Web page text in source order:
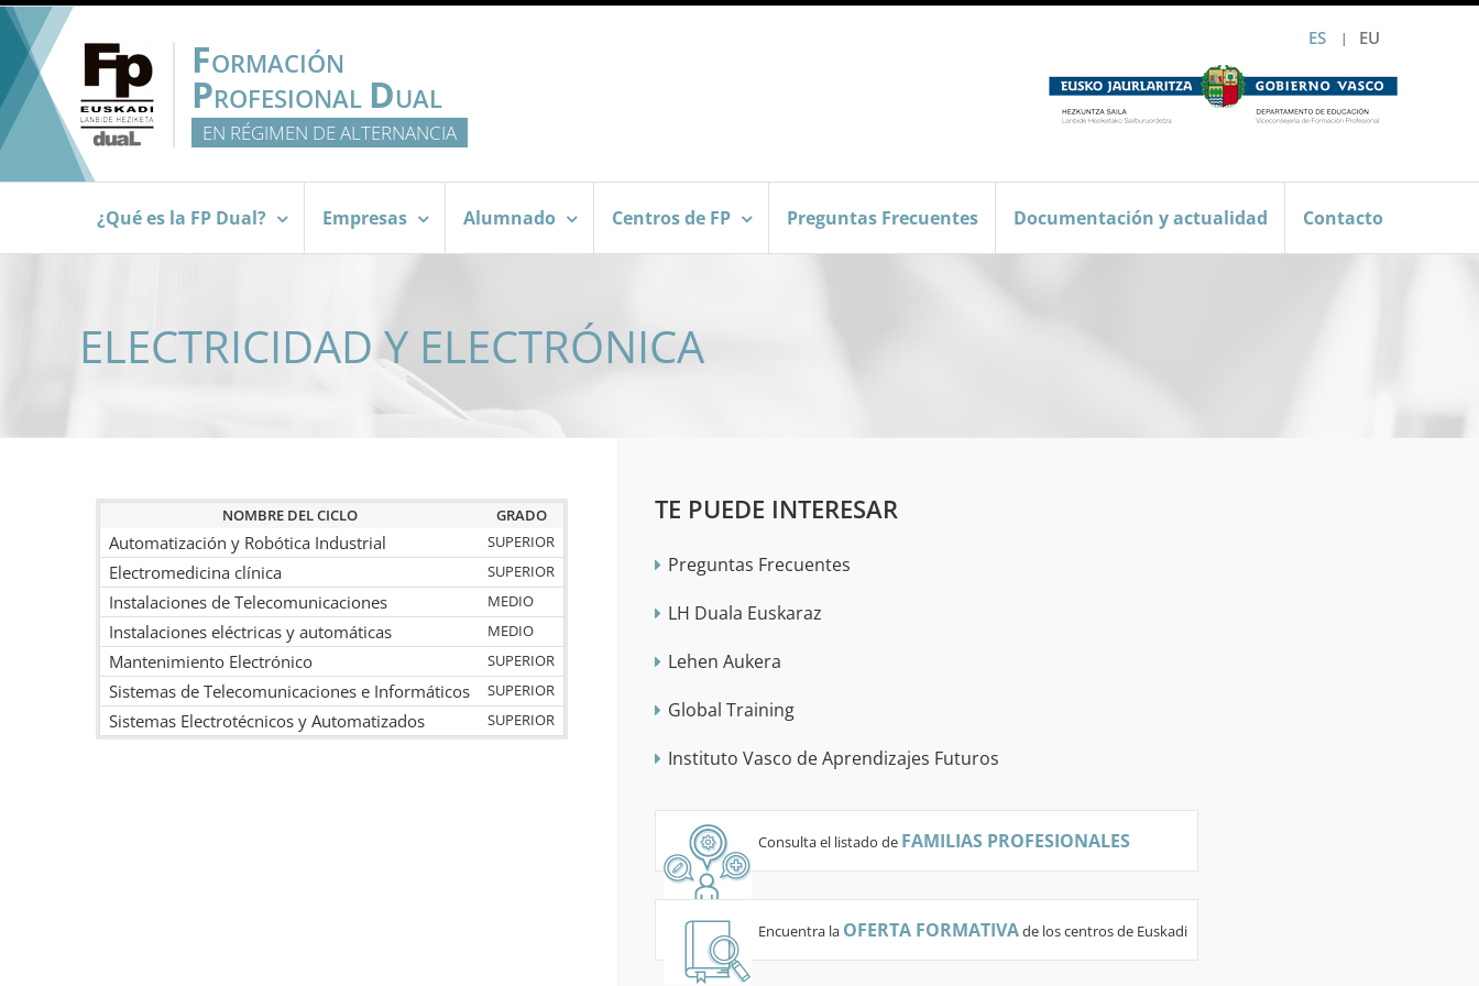
Saltar
contenido
ES EU
FORMACIÓN
PROFESIONAL DUAL
EN RÉGIMEN DE ALTERNANCIA
¿Qué es la FP Dual? Empresas Alumnado Centros de FP Preguntas Frecuentes Documentación y actualidad Contacto
ELECTRICIDAD Y ELECTRÓNICA
NOMBRE DEL CICLO GRADO
Automatización y Robótica Industrial SUPERIOR
Electromedicina clínica SUPERIOR
Instalaciones de Telecomunicaciones MEDIO
Instalaciones eléctricas y automáticas MEDIO
Mantenimiento Electrónico SUPERIOR
Sistemas de Telecomunicaciones e Informáticos SUPERIOR
Sistemas Electrotécnicos y Automatizados SUPERIOR
TE PUEDE INTERESAR
Preguntas Frecuentes
LH Duala Euskaraz
Lehen Aukera
Global Training
Instituto Vasco de Aprendizajes Futuros
Consulta el listado de FAMILIAS PROFESIONALES
Encuentra la OFERTA FORMATIVAde los centros de Euskadi